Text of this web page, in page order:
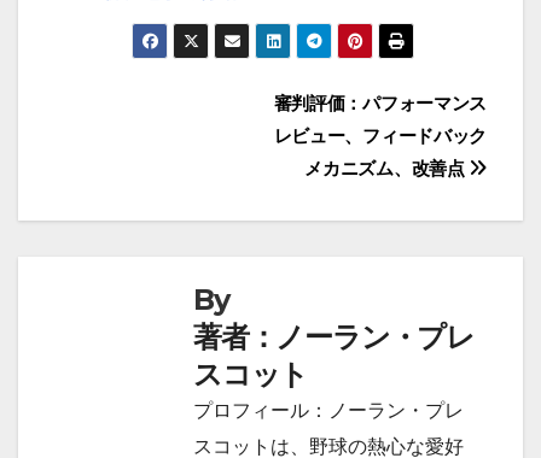
審判評価：パフォーマンス
レビュー、フィードバック
メカニズム、改善点
By
著者：ノーラン・プレ
スコット
プロフィール：ノーラン・プレ
スコットは、野球の熱心な愛好